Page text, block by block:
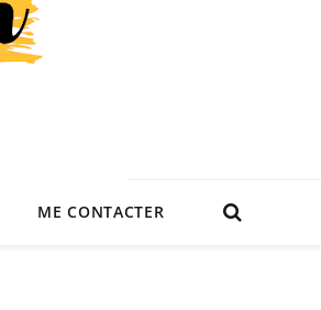
ME CONTACTER